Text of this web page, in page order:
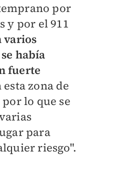
por
y por el 911
varios
había
fuerte
esta zona de
lo que se
para
riesgo".